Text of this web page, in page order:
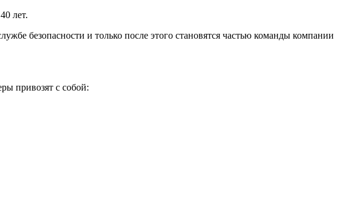
лет.
безопасности и только после этого становятся частью команды компании
привозят с собой: